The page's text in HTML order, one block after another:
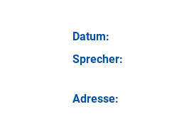
Datum:
Sprecher:
Adresse: